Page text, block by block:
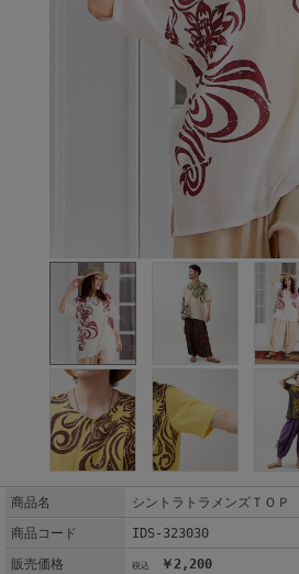
商品名
シントラトラメンズＴＯＰ
商品コード
IDS-323030
販売価格
￥2,200